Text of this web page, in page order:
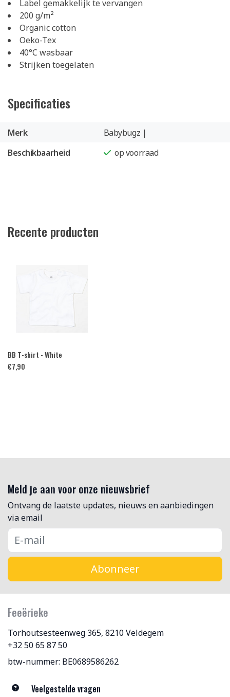
Label gemakkelijk te vervangen
200 g/m²
Organic cotton
Oeko-Tex
40°C wasbaar
Strijken toegelaten
Specificaties
Merk
Babybugz |
Beschikbaarheid
op voorraad
Recente producten
BB T-shirt - White
€7,90
Meld je aan voor onze nieuwsbrief
Ontvang de laatste updates, nieuws en aanbiedingen
via email
Abonneer
Feeërieke
Torhoutsesteenweg 365, 8210 Veldegem
+32 50 65 87 50
btw-nummer: BE0689586262
Veelgestelde vragen